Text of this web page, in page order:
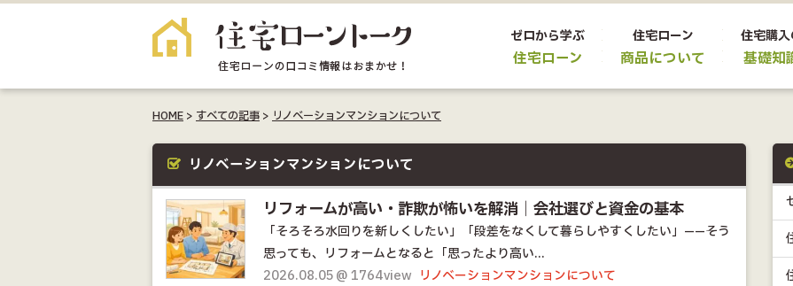
ゼロから学ぶ
住宅ローン
住宅ローン
商品について
住宅購入
基礎知
HOME > すべての記事 > リノベーションマンションについて
リノベーションマンションについて
リフォームが高い・詐欺が怖いを解消｜会社選びと資金の基本
「そろそろ水回りを新しくしたい」「段差をなくして暮らしやすくしたい」——そう
思っても、リフォームとなると「思ったより高い...
2026.08.05 @ 1764view リノベーションマンションについて